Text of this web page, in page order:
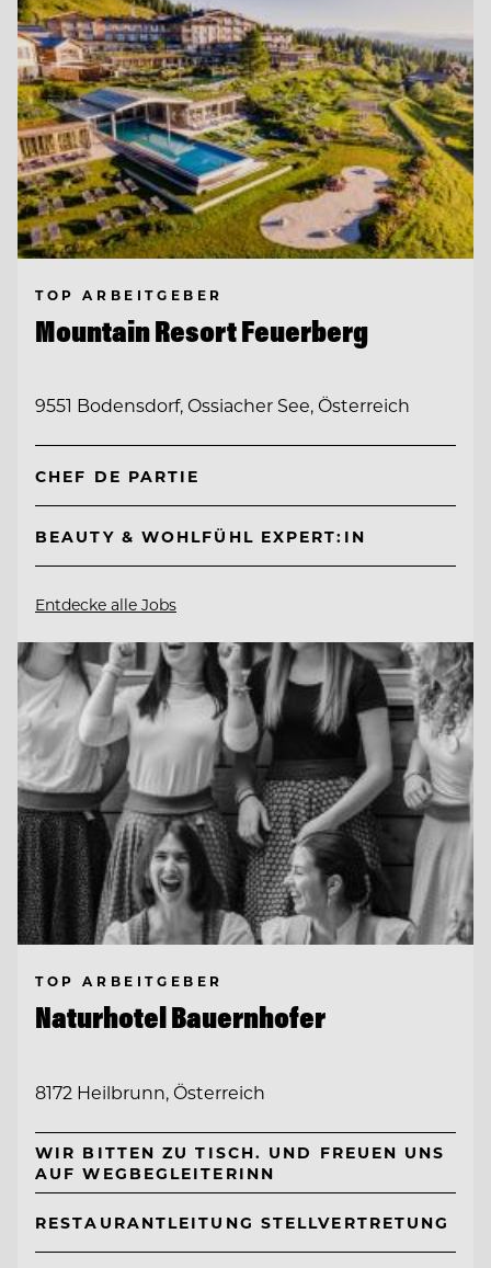
TOP ARBEITGEBER
Mountain Resort Feuerberg
9551 Bodensdorf, Ossiacher See, Österreich
CHEF DE PARTIE
BEAUTY & WOHLFÜHL EXPERT:IN
Entdecke alle Jobs
TOP ARBEITGEBER
Naturhotel Bauernhofer
8172 Heilbrunn, Österreich
WIR BITTEN ZU TISCH. UND FREUEN UNS
AUF WEGBEGLEITERINN
RESTAURANTLEITUNG STELLVERTRETUNG